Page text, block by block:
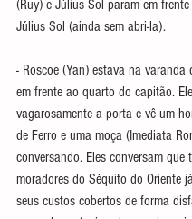
(Ruy) e Július Sol param em
Július Sol (ainda sem abri-la).
- Roscoe (Yan) estava na varanda
em frente ao quarto do capitão.
vagarosamente a porta e vê um
de Ferro e uma moça (Imediata
conversando. Eles conversam que
moradores do Séquito do Oriente
seus custos cobertos de forma